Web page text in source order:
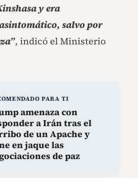
y era
salvo por
, indicó el Ministerio
PARA TI
amenaza con
a Irán tras el
de un Apache y
en jaque las
de paz